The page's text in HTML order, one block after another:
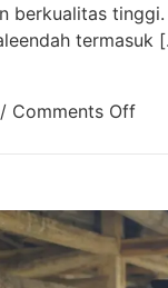
berkualitas
termasuk
/ Comments Off